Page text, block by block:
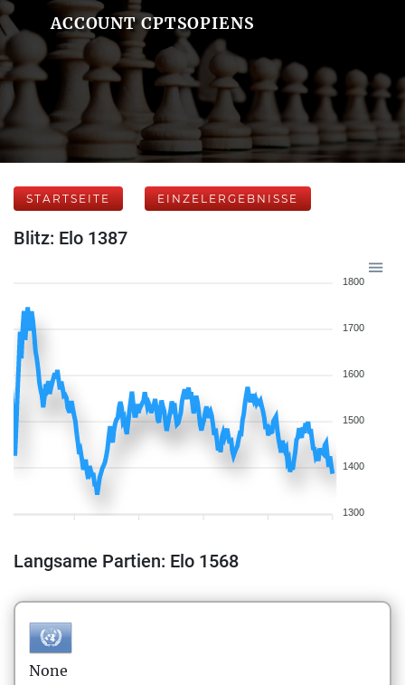
ACCOUNT CPTSOPIENS
STARTSEITE EINZELERGEBNISSE
Blitz: Elo 1387
1800
1700
1600
1500
1400
1300
Langsame Partien: Elo 1568
None